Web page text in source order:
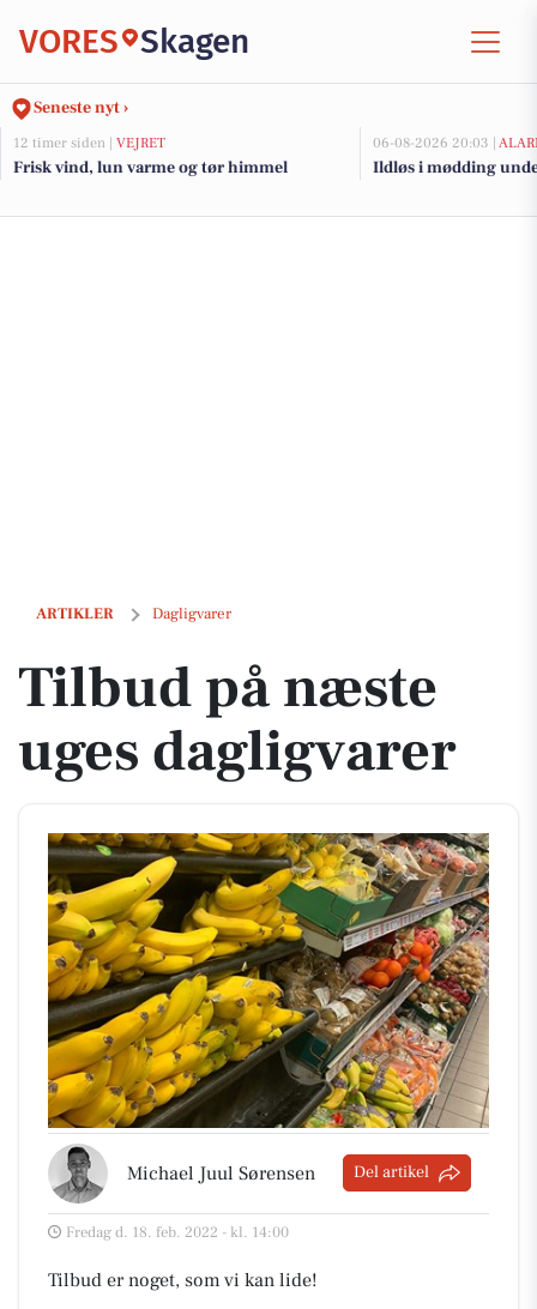
VORES Skagen
Seneste nyt ›
12 timer siden | VEJRET
Frisk vind, lun varme og tør himmel
06-08-2026 20:03 |
Ildløs i mødding
ARTIKLER Dagligvarer
Tilbud på næste uges dagligvarer
Tilbud på næste
uges dagligvarer
Michael Juul Sørensen Del artikel
Fredag d. 18. feb. 2022 - kl. 14:00
Tilbud er noget, som vi kan lide!